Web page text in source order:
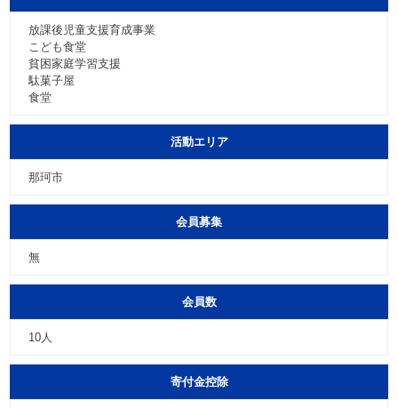
放課後児童支援育成事業
こども食堂
貧困家庭学習支援
駄菓子屋
食堂
活動エリア
那珂市
会員募集
無
会員数
10人
寄付金控除